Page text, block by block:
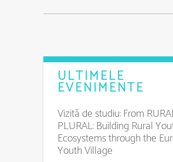
ULTIMELE
EVENIMENTE
Vizită de studiu: From
PLURAL: Building Rural
Ecosystems through the
Youth Village